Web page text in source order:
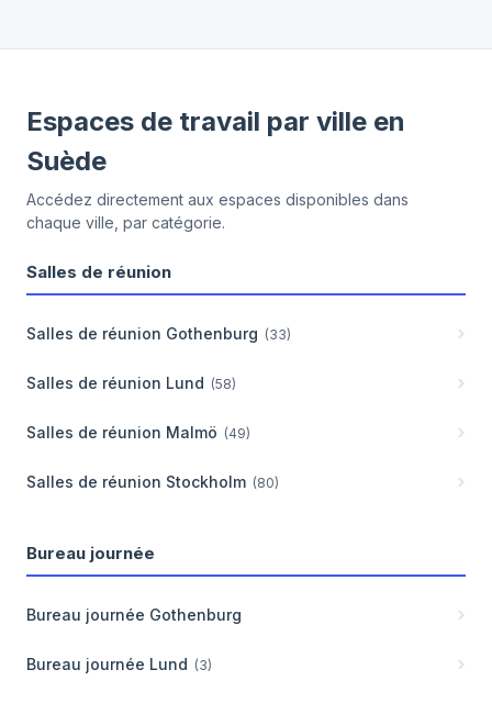
Espaces de travail par ville en
Suède
Accédez directement aux espaces disponibles dans
chaque ville, par catégorie.
Salles de réunion
Salles de réunion Gothenburg (33)
Salles de réunion Lund (58)
Salles de réunion Malmö (49)
Salles de réunion Stockholm (80)
Bureau journée
Bureau journée Gothenburg
Bureau journée Lund (3)